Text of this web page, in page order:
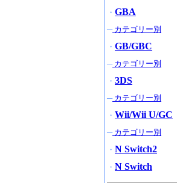
・ GBA
─カテゴリー別
・ GB/GBC
─カテゴリー別
・ 3DS
─カテゴリー別
・ Wii/Wii U/GC
─カテゴリー別
・ N Switch2
・ N Switch